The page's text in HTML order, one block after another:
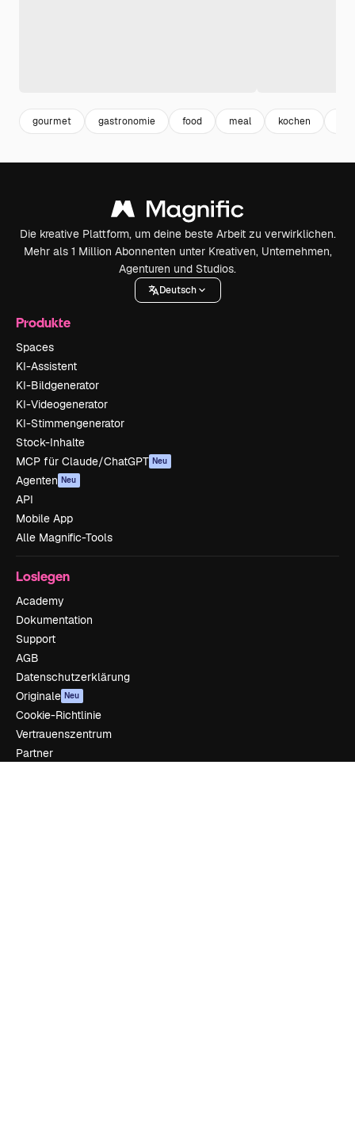
gourmet gastronomie food meal kochen
Die kreative Plattform, um deine beste Arbeit zu verwirklichen.
Mehr als 1 Million Abonnenten unter Kreativen, Unternehmen,
Agenturen und Studios.
Deutsch
Produkte
Spaces
KI-Assistent
KI-Bildgenerator
KI-Videogenerator
KI-Stimmengenerator
Stock-Inhalte
MCP für Claude/ChatGPT Neu
Agenten Neu
API
Mobile App
Alle Magnific-Tools
Loslegen
Academy
Dokumentation
Support
AGB
Datenschutzerklärung
Originale Neu
Cookie-Richtlinie
Vertrauenszentrum
Partner